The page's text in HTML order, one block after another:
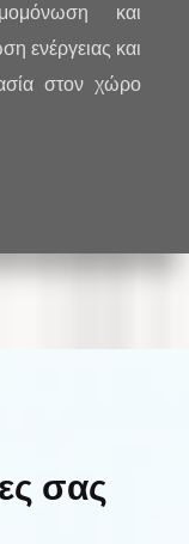
και
ενέργειας και
στον χώρο
σας